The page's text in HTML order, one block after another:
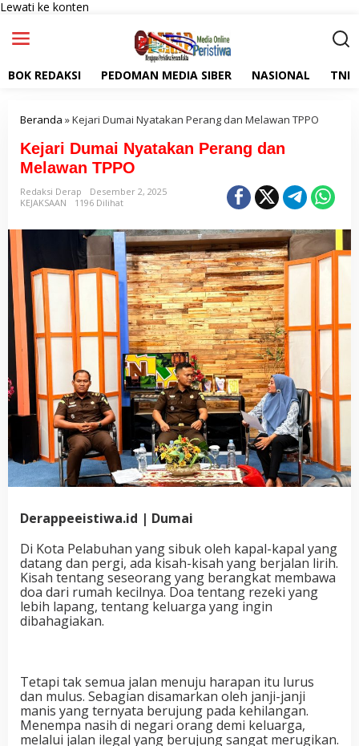
Lewati ke konten
BOK REDAKSI PEDOMAN MEDIA SIBER NASIONAL TNI
Beranda »Kejari Dumai Nyatakan Perang dan Melawan TPPO
Kejari Dumai Nyatakan Perang dan
Melawan TPPO
Redaksi Derap
Desember 2, 2025
KEJAKSAAN
1196 Dilihat
Derappeeistiwa.id | Dumai
Di Kota Pelabuhan yang sibuk oleh kapal-kapal yang
datang dan pergi, ada kisah-kisah yang berjalan lirih.
Kisah tentang seseorang yang berangkat membawa
doa dari rumah kecilnya. Doa tentang rezeki yang
lebih lapang, tentang keluarga yang ingin
dibahagiakan.
Tetapi tak semua jalan menuju harapan itu lurus
dan mulus. Sebagian disamarkan oleh janji-janji
manis yang ternyata berujung pada kehilangan.
Menempa nasih di negari orang demi keluarga,
melalui jalan ilegal yang berujung sangat merugikan.